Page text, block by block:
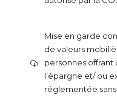
Mise en garde
de valeurs
personnes offrant
l’épargne et/ ou
réglementée